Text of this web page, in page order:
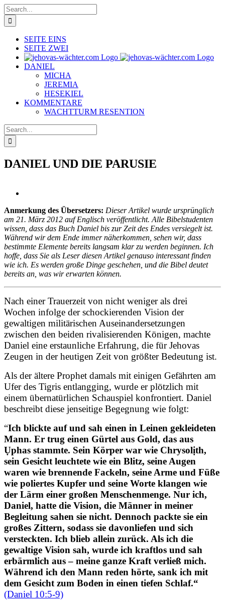
Skip
to
content
Search
for:
SEITE EINS
SEITE ZWEI
DANIEL
MICHA
JEREMIA
HESEKIEL
KOMMENTARE
WACHTTURM RESENTION
Search
for:
DANIEL UND DIE PARUSIE
Image
Anmerkung des Übersetzers: Dieser Artikel wurde ursprünglich
am 21. März 2012 auf Englisch veröffentlicht. Alle Bibelstudenten
wissen, dass das Buch Daniel bis zur Zeit des Endes versiegelt ist.
Während wir dem Ende immer näherkommen, sehen wir, dass
bestimmte Elemente bereits langsam klar zu werden beginnen. Ich
hoffe, dass Sie als Leser diesen Artikel genauso interessant finden
wie ich. Es werden große Dinge geschehen, und die Bibel deutet
bereits an, was wir erwarten können.
Nach einer Trauerzeit von nicht weniger als drei
Wochen infolge der schockierenden Vision der
gewaltigen militärischen Auseinandersetzungen
zwischen den beiden rivalisierenden Königen, machte
Daniel eine erstaunliche Erfahrung, die für Jehovas
Zeugen in der heutigen Zeit von größter Bedeutung ist.
Als der ältere Prophet damals mit einigen Gefährten am
Ufer des Tigris entlangging, wurde er plötzlich mit
einem übernatürlichen Schauspiel konfrontiert. Daniel
beschreibt diese jenseitige Begegnung wie folgt:
“Ich blickte auf und sah einen in Leinen gekleideten
Mann. Er trug einen Gürtel aus Gold, das aus
Ụphas stammte. Sein Körper war wie Chrysolịth,
sein Gesicht leuchtete wie ein Blitz, seine Augen
waren wie brennende Fackeln, seine Arme und Füße
wie poliertes Kupfer und seine Worte klangen wie
der Lärm einer großen Menschenmenge. Nur ich,
Daniel, hatte die Vision, die Männer in meiner
Begleitung sahen sie nicht. Dennoch packte sie ein
großes Zittern, sodass sie davonliefen und sich
versteckten. Ich blieb allein zurück. Als ich die
gewaltige Vision sah, wurde ich kraftlos und sah
erbärmlich aus – meine ganze Kraft verließ mich.
Während ich den Mann reden hörte, sank ich mit
dem Gesicht zum Boden in einen tiefen Schlaf.“
(Daniel 10:5-9)